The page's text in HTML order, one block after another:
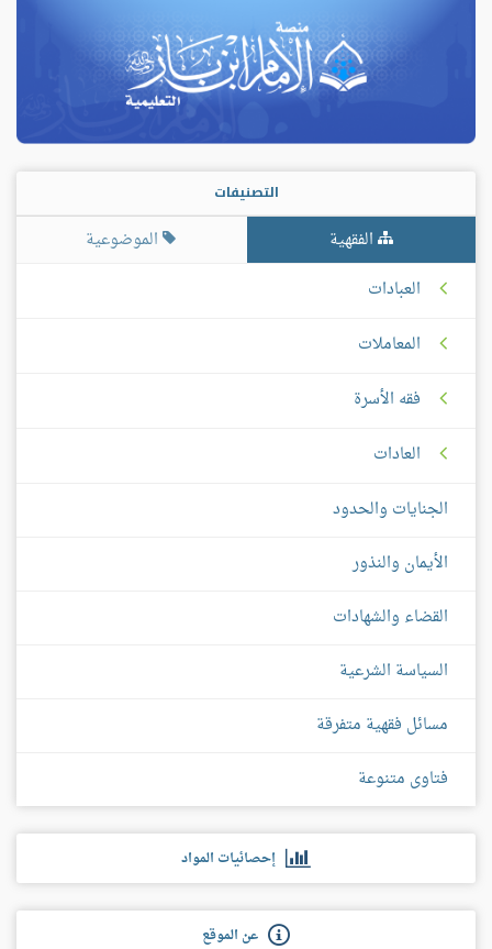
التصنيفات
الفقهية
الموضوعية
العبادات
المعاملات
فقه الأسرة
العادات
الجنايات والحدود
الأيمان والنذور
القضاء والشهادات
السياسة الشرعية
مسائل فقهية متفرقة
فتاوى متنوعة
إحصائيات المواد
عن الموقع